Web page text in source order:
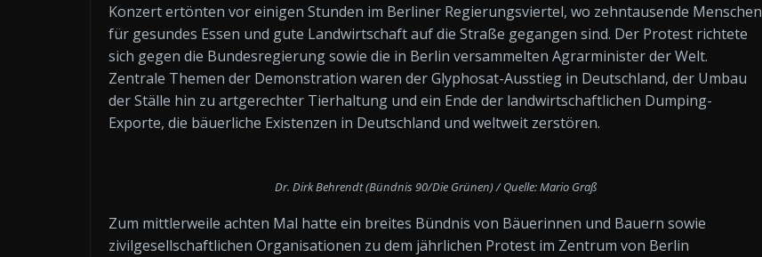
Konzert ertönten vor einigen Stunden im Berliner Regierungsviertel, wo zehntausende Menschen
für gesundes Essen und gute Landwirtschaft auf die Straße gegangen sind. Der Protest richtete
sich gegen die Bundesregierung sowie die in Berlin versammelten Agrarminister der Welt.
Zentrale Themen der Demonstration waren der Glyphosat-Ausstieg in Deutschland, der Umbau
der Ställe hin zu artgerechter Tierhaltung und ein Ende der landwirtschaftlichen Dumping-
Exporte, die bäuerliche Existenzen in Deutschland und weltweit zerstören.
Dr. Dirk Behrendt (Bündnis 90/Die Grünen) / Quelle: Mario Graß
Zum mittlerweile achten Mal hatte ein breites Bündnis von Bäuerinnen und Bauern sowie
zivilgesellschaftlichen Organisationen zu dem jährlichen Protest im Zentrum von Berlin